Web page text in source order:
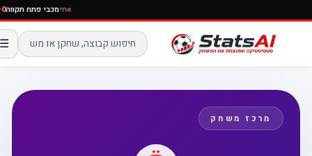
חימכבי פתח
☰
מרכז משחק